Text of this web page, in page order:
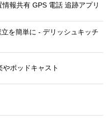
報共有 GPS 電話 追跡アプリ
を簡単‪に - デリッシュキッチ
ポッドキャスト